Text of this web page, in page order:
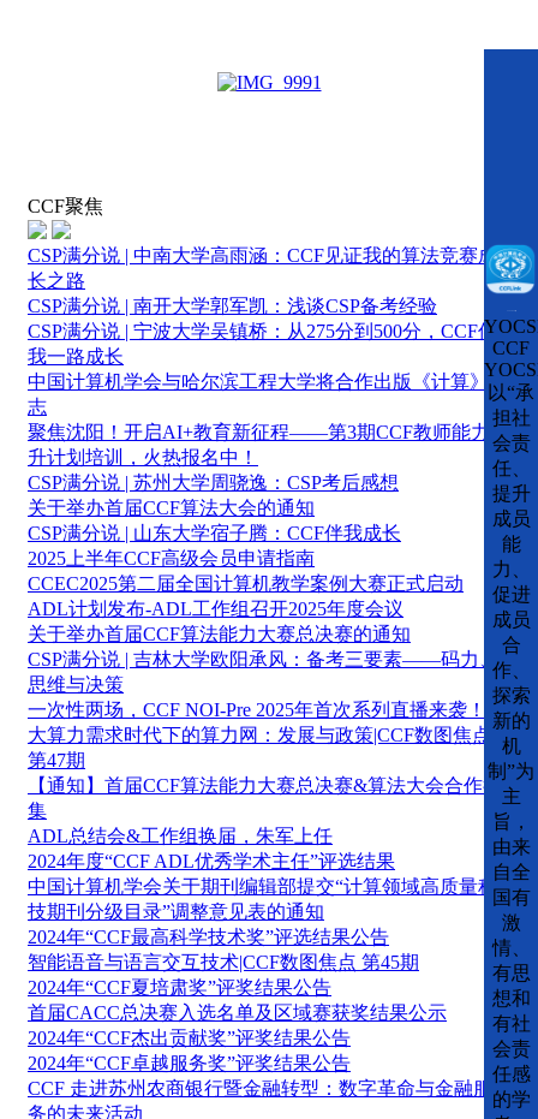
CCF聚焦
CSP满分说 | 中南大学高雨涵：CCF见证我的算法竞赛成
长之路
CSP满分说 | 南开大学郭军凯：浅谈CSP备考经验
CSP满分说 | 宁波大学吴镇桥：从275分到500分，CCF伴
我一路成长
中国计算机学会与哈尔滨工程大学将合作出版《计算》杂
志
聚焦沈阳！开启AI+教育新征程——第3期CCF教师能力提
升计划培训，火热报名中！
CSP满分说 | 苏州大学周骁逸：CSP考后感想
关于举办首届CCF算法大会的通知
CSP满分说 | 山东大学宿子腾：CCF伴我成长
2025上半年CCF高级会员申请指南
CCEC2025第二届全国计算机教学案例大赛正式启动
ADL计划发布-ADL工作组召开2025年度会议
关于举办首届CCF算法能力大赛总决赛的通知
CSP满分说 | 吉林大学欧阳承风：备考三要素——码力、
思维与决策
一次性两场，CCF NOI-Pre 2025年首次系列直播来袭！
大算力需求时代下的算力网：发展与政策|CCF数图焦点
第47期
【通知】首届CCF算法能力大赛总决赛&算法大会合作征
集
ADL总结会&工作组换届，朱军上任
2024年度“CCF ADL优秀学术主任”评选结果
中国计算机学会关于期刊编辑部提交“计算领域高质量科
技期刊分级目录”调整意见表的通知
2024年“CCF最高科学技术奖”评选结果公告
智能语音与语言交互技术|CCF数图焦点 第45期
2024年“CCF夏培肃奖”评奖结果公告
首届CACC总决赛入选名单及区域赛获奖结果公示
2024年“CCF杰出贡献奖”评奖结果公告
2024年“CCF卓越服务奖”评奖结果公告
CCF 走进苏州农商银行暨金融转型：数字革命与金融服
务的未来活动
CCF
以“承
担社
会责
任、
提升
成员
能
力、
促进
成员
合
作、
探索
新的
机
制”为
主
旨，
由来
自全
国有
激
情、
有思
想和
有社
会责
任感
的学